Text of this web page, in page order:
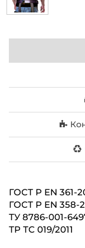
ГОСТ Р EN 361-
ГОСТ Р EN 358-
ТУ 8786-001-
ТР ТС 019/2011